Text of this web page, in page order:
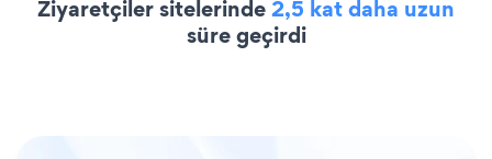
Ziyaretçiler sitelerinde2,5 kat daha uzun
süre geçirdi